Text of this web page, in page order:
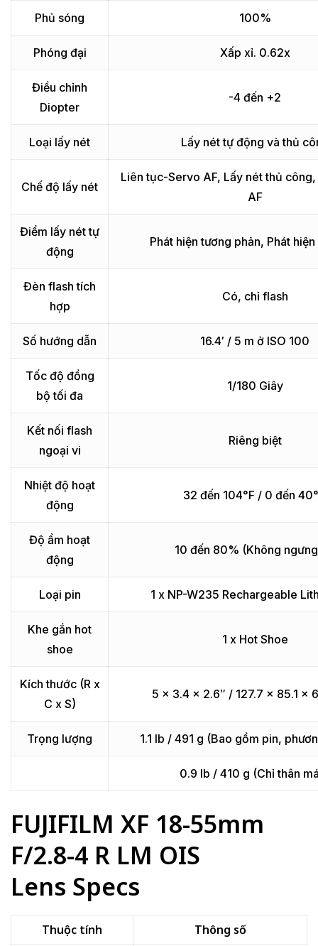
Phủ sóng 100%
Phóng đại Xấp xỉ. 0.62x
Điều chỉnh
Diopter
-4 đến +2
Loại lấy nét Lấy nét tự động và thủ
Chế độ lấy nét
Liên tục-Servo AF, Lấy nét thủ
AF
Điểm lấy nét tự
động
Phát hiện tương phản, Phát hiện
Đèn flash tích
hợp
Có, chỉ flash
Số hướng dẫn 16.4′ / 5 m ở ISO 100
Tốc độ đồng
bộ tối đa
1/180 Giây
Kết nối flash
ngoại vi
Riêng biệt
Nhiệt độ hoạt
động
32 đến 104°F / 0 đến
Độ ẩm hoạt
động
10 đến 80% (Không
Loại pin 1 x NP-W235 Rechargeable
Khe gắn hot
shoe
1 x Hot Shoe
Kích thước (R x
C x S)
5 x 3.4 x 2.6″ / 127.7 x 85.1 x
Trọng lượng 1.1 lb / 491 g (Bao gồm pin,
0.9 lb / 410 g (Chỉ thân
FUJIFILM XF 18-55mm
F/2.8-4 R LM OIS
Lens Specs
Thuộc tính Thông số